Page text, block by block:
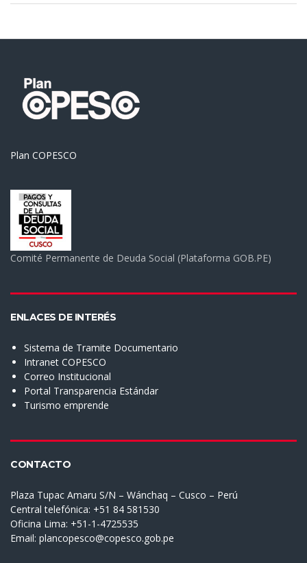
Plan COPESCO
Comité Permanente de Deuda Social (Plataforma GOB.PE)
ENLACES DE INTERÉS
Sistema de Tramite Documentario
Intranet COPESCO
Correo Institucional
Portal Transparencia Estándar
Turismo emprende
CONTACTO
Plaza Tupac Amaru S/N – Wánchaq – Cusco – Perú
Central telefónica: +51 84 581530
Oficina Lima: +51-1-4725535
Email: plancopesco@copesco.gob.pe